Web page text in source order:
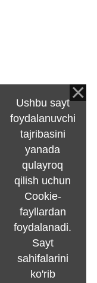
Ushbu sayt
foydalanuvchi
tajribasini
yanada
qulayroq
qilish uchun
Cookie-
fayllardan
foydalanadi.
Sayt
sahifalarini
ko'rib